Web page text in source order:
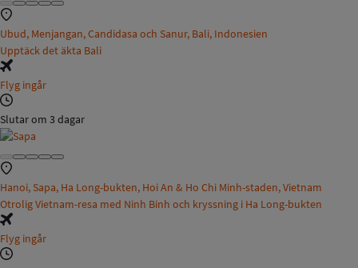
Ubud, Menjangan, Candidasa och Sanur, Bali, Indonesien
Upptäck det äkta Bali
Flyg ingår
Slutar om 3 dagar
Hanoi, Sapa, Ha Long-bukten, Hoi An & Ho Chi Minh-staden, Vietnam
Otrolig Vietnam-resa med Ninh Binh och kryssning i Ha Long-bukten
Flyg ingår